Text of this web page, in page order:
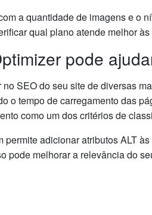
a quantidade de imagens e o
qual plano atende melhor
pode
SEO do seu site de diversas
o tempo de carregamento das
como um dos critérios de
adicionar atributos ALT
pode melhorar a relevância do